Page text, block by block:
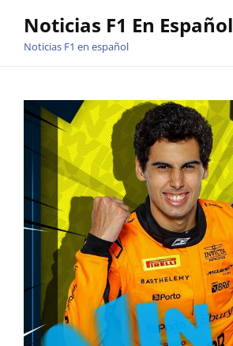
Noticias F1 En Español
Noticias F1 en español